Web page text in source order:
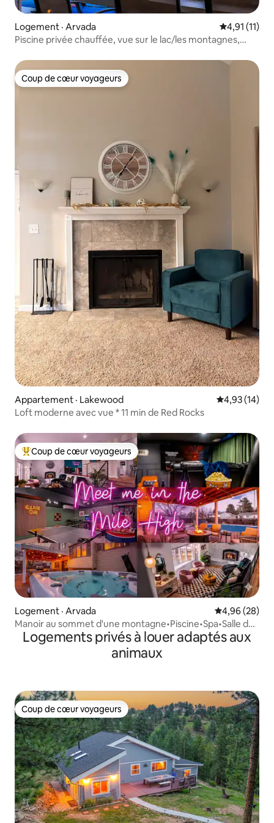
Logement · Arvada Note
4,91 (11)
Piscine privée chauffée, vue sur le lac/les montagnes,
Coup de cœur voyageurs
Coup de cœur voyageurs
Appartement · Lakewood Note
4,93 (14)
Loft moderne avec vue * 11 min de Red Rocks
Coup de cœur voyageurs parmi les plus aimés
Coup de cœur voyageurs
Logement · Arvada Note
4,96 (28)
Manoir au sommet d'une montagne•Piscine•Spa•Salle de
cinéma•Salle de jeux
Logements privés à louer adaptés aux
animaux
Coup de cœur voyageurs
Coup de cœur voyageurs